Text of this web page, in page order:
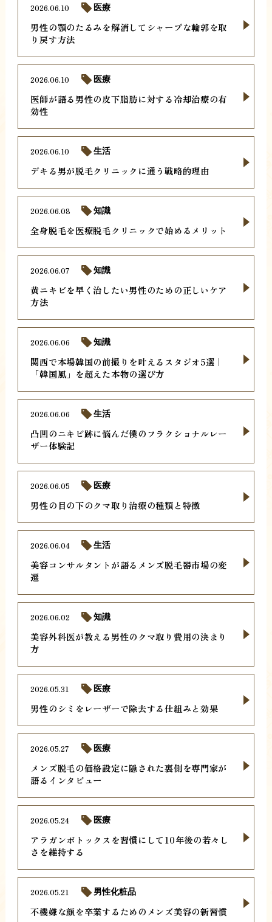
男性の顎のたるみを解消してシャープな輪郭を取
り戻す方法
2026.06.10 医療
医師が語る男性の皮下脂肪に対する冷却治療の有
効性
2026.06.10 医療
デキる男が脱毛クリニックに通う戦略的理由
2026.06.10 生活
全身脱毛を医療脱毛クリニックで始めるメリット
2026.06.08 知識
黄ニキビを早く治したい男性のための正しいケア
方法
2026.06.07 知識
関西で本場韓国の前撮りを叶えるスタジオ5選｜
「韓国風」を超えた本物の選び方
2026.06.06 知識
凸凹のニキビ跡に悩んだ僕のフラクショナルレー
ザー体験記
2026.06.06 生活
男性の目の下のクマ取り治療の種類と特徴
2026.06.05 医療
美容コンサルタントが語るメンズ脱毛器市場の変
遷
2026.06.04 生活
美容外科医が教える男性のクマ取り費用の決まり
方
2026.06.02 知識
男性のシミをレーザーで除去する仕組みと効果
2026.05.31 医療
メンズ脱毛の価格設定に隠された裏側を専門家が
語るインタビュー
2026.05.27 医療
アラガンボトックスを習慣にして10年後の若々し
さを維持する
2026.05.24 医療
不機嫌な顔を卒業するためのメンズ美容の新習慣
2026.05.21 男性化粧品